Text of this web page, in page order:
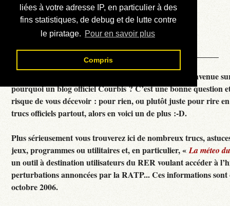
liées à votre adresse IP, en particulier à des
fins statistiques, de debug et de lutte contre
le piratage. Pour en savoir plus
Compris
Liens externes
Téléchargement
Contact
Courbis, « LE » Blog Officiel - je vous souhaite la bienvenue
pourquoi un blog officiel Courbis ? C’est une bonne question
risque de vous décevoir : pour rien, ou plutôt juste pour rire
trucs officiels partout, alors en voici un de plus :-D.
Plus sérieusement vous trouverez ici de nombreux trucs,
jeux, programmes ou utilitaires et, en particulier, «La méteo
un outil à destination utilisateurs du RER voulant accéder à
perturbations annoncées par la RATP... Ces informations sont
octobre 2006.